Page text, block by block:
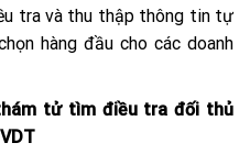
tra và thu thập thông tin tự
hàng đầu cho các doanh
tử tìm điều tra đối thủ